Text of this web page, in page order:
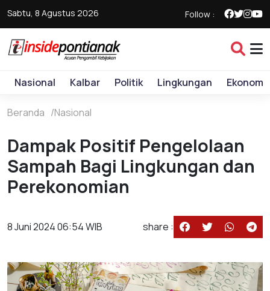
Sabtu, 8 Agustus 2026 Follow :
Nasional Kalbar Politik Lingkungan Ekonomi
Beranda Nasional
Dampak Positif Pengelolaan
Sampah Bagi Lingkungan dan
Perekonomian
8 Juni 2024 06:54 WIB share :